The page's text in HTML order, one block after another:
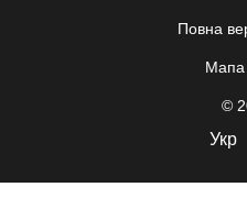
Повна
Мапа
©
Укр